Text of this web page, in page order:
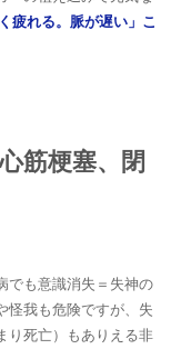
疲れる。脈が遅い」こ
筋梗塞、閉
でも意識消失＝失神の
怪我も危険ですが、失
り死亡）もありえる非